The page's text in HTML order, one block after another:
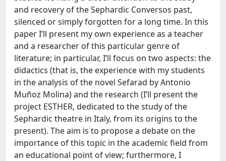
and recovery of the Sephardic Conversos past,
silenced or simply forgotten for a long time. In this
paper I’ll present my own experience as a teacher
and a researcher of this particular genre of
literature; in particular, I’ll focus on two aspects: the
didactics (that is, the experience with my students
in the analysis of the novel Sefarad by Antonio
Muñoz Molina) and the research (I’ll present the
project ESTHER, dedicated to the study of the
Sephardic theatre in Italy, from its origins to the
present). The aim is to propose a debate on the
importance of this topic in the academic field from
an educational point of view; furthermore, I